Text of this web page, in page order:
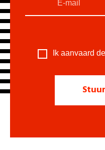
Ik aanvaard de